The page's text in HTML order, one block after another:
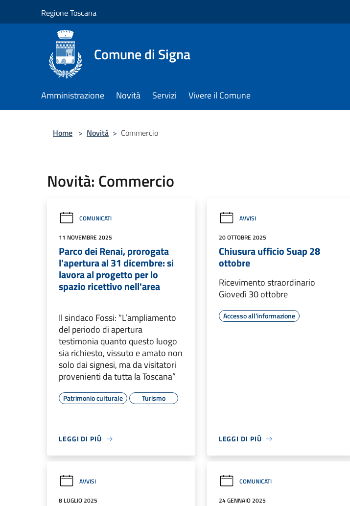
Regione Toscana
Comune di Signa
Amministrazione Novità Servizi Vivere il Comune
Home > Novità > Commercio
Novità: Commercio
COMUNICATI
11 NOVEMBRE 2025
Parco dei Renai, prorogata
l'apertura al 31 dicembre: si
lavora al progetto per lo
spazio ricettivo nell'area
Il sindaco Fossi: “L’ampliamento
del periodo di apertura
testimonia quanto questo luogo
sia richiesto, vissuto e amato non
solo dai signesi, ma da visitatori
provenienti da tutta la Toscana”
Patrimonio culturale Turismo
LEGGI DI PIÙ
AVVISI
20 OTTOBRE 2025
Chiusura ufficio Suap 28
ottobre
Ricevimento straordinario
Giovedì 30 ottobre
Accesso all'informazione
LEGGI DI PIÙ
AVVISI
8 LUGLIO 2025
COMUNICATI
24 GENNAIO 2025